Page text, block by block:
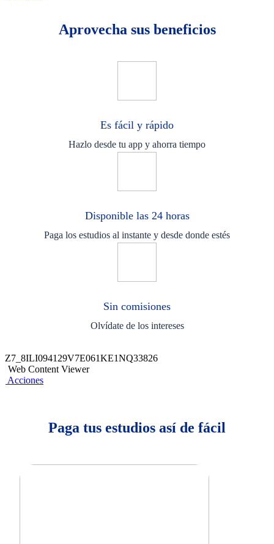
Aprovecha sus beneficios
Es fácil y rápido
Hazlo desde tu app y ahorra tiempo
Disponible las 24 horas
Paga los estudios al instante y desde donde estés
Sin comisiones
Olvídate de los intereses
Z7_8ILI094129V7E061KE1NQ33826
Web Content Viewer
Acciones
Paga tus estudios así de fácil